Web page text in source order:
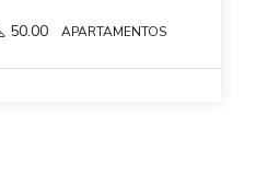
50.00 APARTAMENTOS